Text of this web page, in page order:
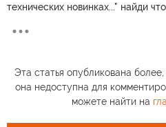
технических новинках..." найди
Эта статья опубликована
она недоступна для
можете найти на